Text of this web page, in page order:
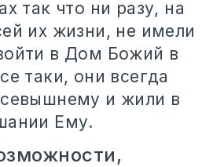
так что ни разу, на
их жизни, не имели
в Дом Божий в
таки, они всегда
и жили в
Ему.